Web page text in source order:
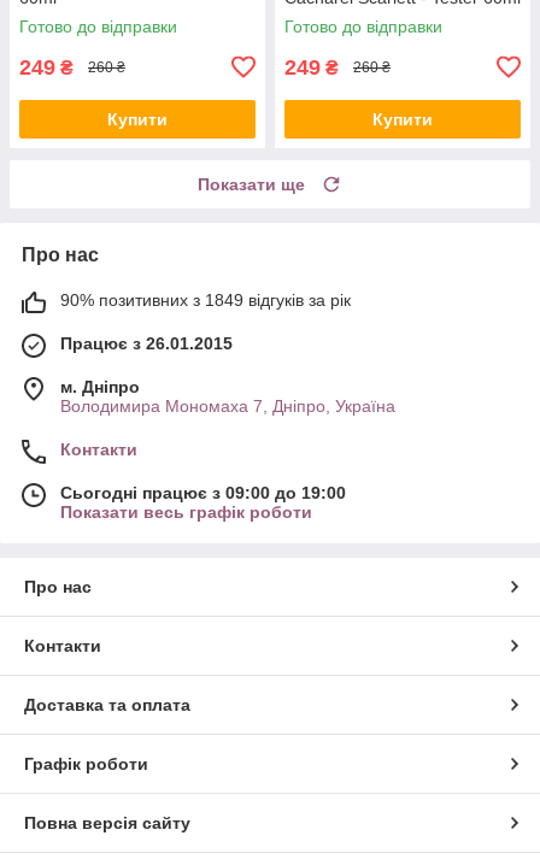
Готово до відправки
249 ₴ 260 ₴
Купити
Готово до відправки
249 ₴ 260 ₴
Купити
Показати ще
Про нас
90% позитивних з 1849 відгуків за рік
Працює з 26.01.2015
м. Дніпро
Володимира Мономаха 7, Дніпро, Україна
Контакти
Сьогодні працює з 09:00 до 19:00
Показати весь графік роботи
Про нас
Контакти
Доставка та оплата
Графік роботи
Повна версія сайту